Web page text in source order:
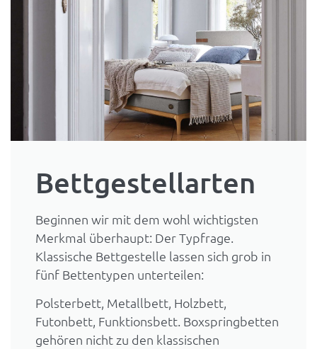
Bettgestellarten
Beginnen wir mit dem wohl wichtigsten
Merkmal überhaupt: Der Typfrage.
Klassische Bettgestelle lassen sich grob in
fünf Bettentypen unterteilen:
Polsterbett, Metallbett, Holzbett,
Futonbett, Funktionsbett. Boxspringbetten
gehören nicht zu den klassischen